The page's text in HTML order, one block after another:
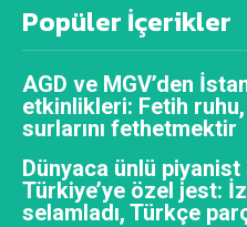
Popüler İçerikler
AGD ve MGV’den
etkinlikleri: Fetih
surlarını fethetmektir
Dünyaca ünlü piyanist
Türkiye’ye özel jest:
selamladı, Türkçe